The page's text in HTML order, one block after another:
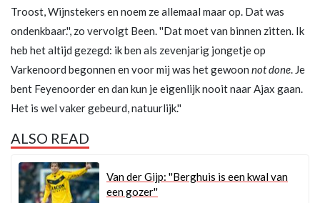
Troost, Wijnstekers en noem ze allemaal maar op. Dat was
ondenkbaar.'', zo vervolgt Been. ''Dat moet van binnen zitten. Ik
heb het altijd gezegd: ik ben als zevenjarig jongetje op
Varkenoord begonnen en voor mij was het gewoon not done. Je
bent Feyenoorder en dan kun je eigenlijk nooit naar Ajax gaan.
Het is wel vaker gebeurd, natuurlijk.''
ALSO READ
Van der Gijp: ''Berghuis is een kwal van
een gozer''